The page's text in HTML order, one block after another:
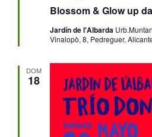
Blossom & Glow up
Jardín de l'Albarda
Vinalopò, 8, Pedreguer,
DOM
18